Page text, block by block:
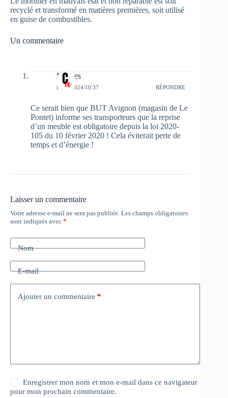
recyclé et transformé en matières premières, soit utilisé
en guise de combustibles.
Un commentaire
Jacques
12/08/2024/10:37 RÉPONDRE
Ce serait bien que BUT Avignon (magasin de Le
Pontet) informe ses transporteurs que la reprise
d’un meuble est obligatoire depuis la loi 2020-
105 du 10 février 2020 ! Cela éviterait perte de
temps et d’énergie !
Laisser un commentaire
Votre adresse e-mail ne sera pas publiée. Les champs obligatoires
sont indiqués avec *
Nom
E-mail
Ajouter un commentaire *
Enregistrer mon nom et mon e-mail dans ce navigateur
pour mon prochain commentaire.